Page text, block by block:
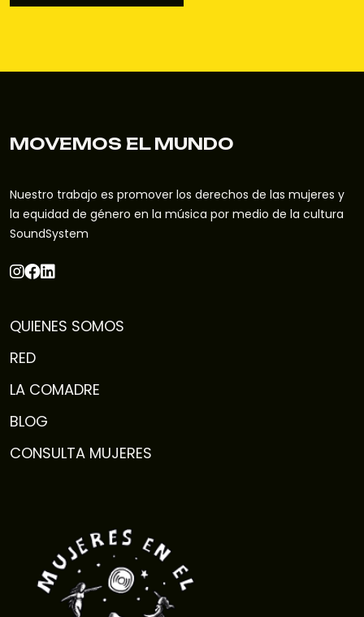
MOVEMOS EL MUNDO
Nuestro trabajo es promover los derechos de las mujeres y
la equidad de género en la música por medio de la cultura
SoundSystem
QUIENES SOMOS
RED
LA COMADRE
BLOG
CONSULTA MUJERES